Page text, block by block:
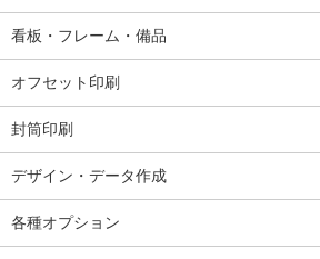
看板・フレーム・備品
オフセット印刷
封筒印刷
デザイン・データ作成
各種オプション